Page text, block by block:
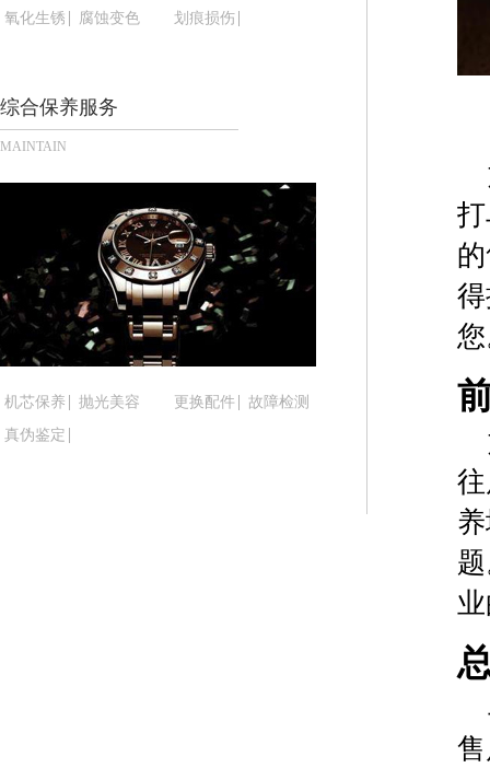
黑龙江省齐齐哈尔市龙沙区龙华路腕表时光售后服
黑龙江省绥化市北林区新华街与康庄路交叉口腕
吉林省白城市洮北区明仁南街腕表时光售后服务中
吉林省白山市浑江区浑江大街腕表时光售后服务中
吉林省吉林市船营区河南街腕表时光售后服务中心
吉林省辽源市龙山区人民大街腕表时光售后服务中
吉林省梅河口市新华街道梅河大街腕表时光售后服
吉林省四平市铁东区紫气大路与南九经街交汇处腕
吉林省松原市宁江区五环大街腕表时光售后服务中
吉林省通化市东昌区环通乡江南大街腕表时光售
吉林省延边市延吉市解放路腕表时光售后服务中心
辽宁省鞍山市铁东区站前街腕表时光售后服务中心
辽宁省本溪市平山区胜利路腕表时光售后服务中心
辽宁省朝阳市双塔区新华路腕表时光售后服务中心
辽宁省抚顺市新抚区东一路腕表时光售后服务中心
辽宁省阜新市海州区解放大街腕表时光售后服务中
辽宁省葫芦岛市连山区中央路腕表时光售后服务中
辽宁省辽阳市白塔区新运大街腕表时光售后服务中
辽宁省铁岭市银州区南马路腕表时光售后服务中心
辽宁省营口市站前区市府路与渤海大街交叉口腕
氧化生锈
腐蚀变色 划痕损伤
综合保养服务
MAINTAIN
机芯保养 抛光美容 更换配件
故障检测
真伪鉴定